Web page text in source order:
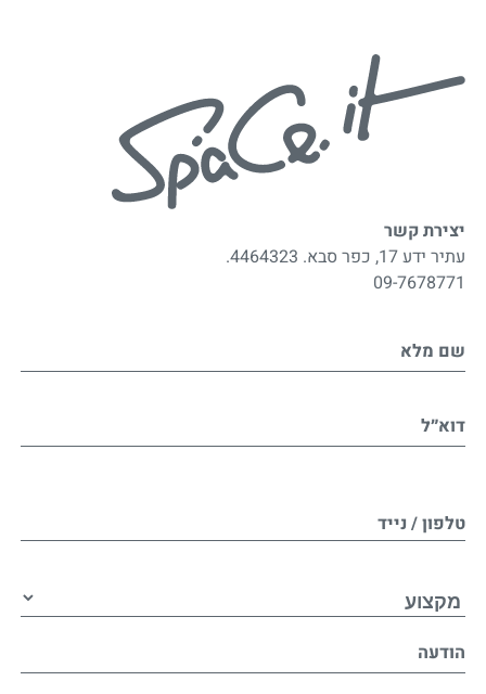
יצירת קשר
עתיר ידע 17, כפר סבא. 4464323.
09-7678771
שם מלא
דוא״ל
טלפון / נייד
הודעה